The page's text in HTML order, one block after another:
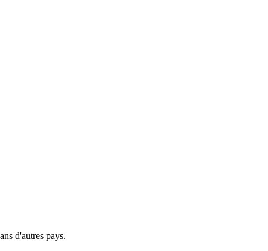
d'autres pays.